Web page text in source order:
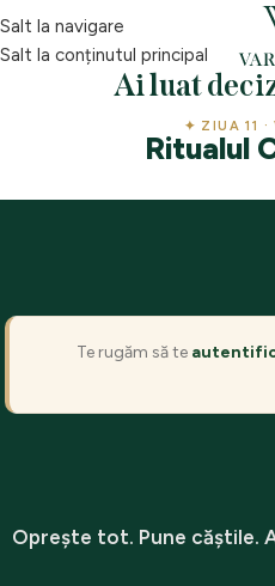
Salt la navigare
Salt la conținutul principal
Ai luat
✦ ZIUA 11 ·
Ritualul
Te rugăm să te
Oprește tot. Pune căștile.